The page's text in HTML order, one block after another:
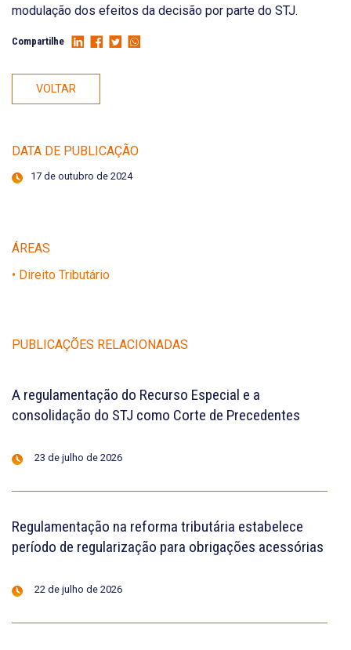
modulação dos efeitos da decisão por parte do STJ.
Compartilhe
VOLTAR
DATA DE PUBLICAÇÃO
17 de outubro de 2024
ÁREAS
• Direito Tributário
PUBLICAÇÕES RELACIONADAS
A regulamentação do Recurso Especial e a
consolidação do STJ como Corte de Precedentes
23 de julho de 2026
Regulamentação na reforma tributária estabelece
período de regularização para obrigações acessórias
22 de julho de 2026